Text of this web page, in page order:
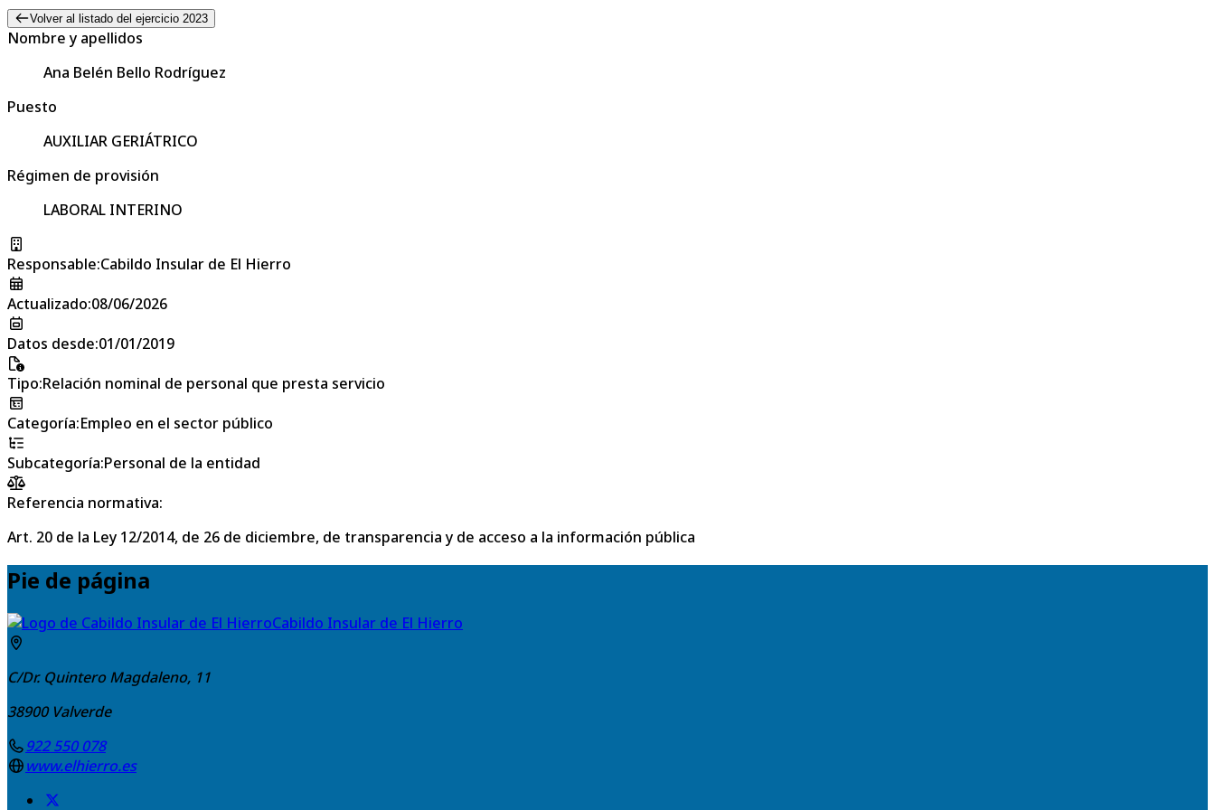
Volver al listado del ejercicio 2023
Nombre y apellidos
Ana Belén Bello Rodríguez
Puesto
AUXILIAR GERIÁTRICO
Régimen de provisión
LABORAL INTERINO
Responsable:Cabildo Insular de El Hierro
Actualizado:08/06/2026
Datos desde:01/01/2019
Tipo:Relación nominal de personal que presta servicio
Categoría:Empleo en el sector público
Subcategoría:Personal de la entidad
Referencia normativa:
Art. 20 de la Ley 12/2014, de 26 de diciembre, de transparencia y de acceso a la información pública
Pie de página
Cabildo Insular de El Hierro
C/Dr. Quintero Magdaleno, 11
38900 Valverde
922 550 078
www.elhierro.es